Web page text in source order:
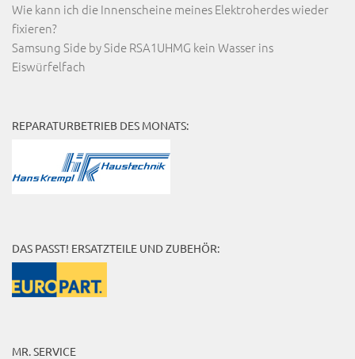
Wie kann ich die Innenscheine meines Elektroherdes wieder
fixieren?
Samsung Side by Side RSA1UHMG kein Wasser ins
Eiswürfelfach
REPARATURBETRIEB DES MONATS:
DAS PASST! ERSATZTEILE UND ZUBEHÖR:
MR. SERVICE